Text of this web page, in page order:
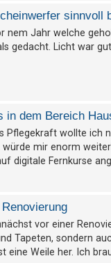
sinnvoll
nem Jahr welche
gedacht. Licht war
in dem Bereich
Pflegekraft wollte ich
würde mir enorm
digitale Fernkurse
vor einer
Tapeten, sondern
eine Weile her. Ich